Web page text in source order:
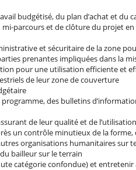
budgétisé, du plan d’achat et du
parcours et de clôture du projet
et sécuritaire de la zone
prenantes impliquées dans la
pour une utilisation efficiente et
de leur zone de couverture
des bulletins
de leur qualité et de
un contrôle minutieux de la
organisations humanitaires sur
bailleur sur le terrain
catégorie confondue) et entretenir